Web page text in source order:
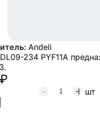
Andeli
234 PYF11A
шт